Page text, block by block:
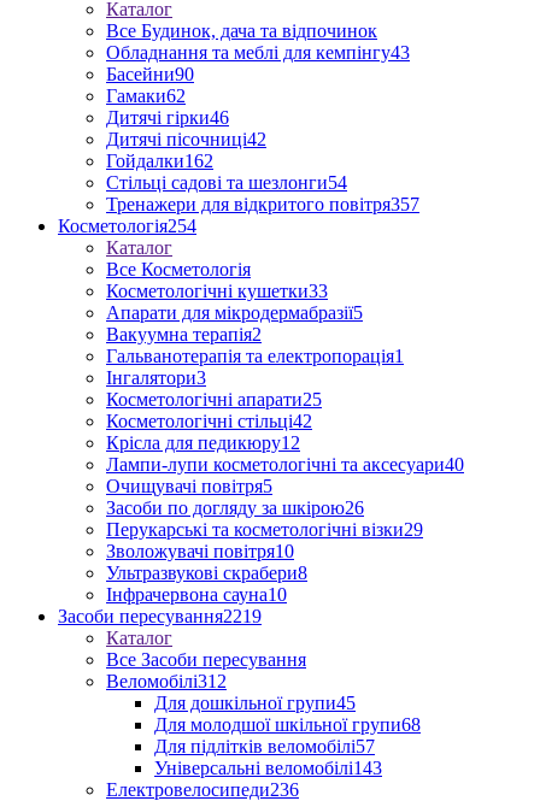
Каталог
Все Будинок, дача та відпочинок
Обладнання та меблі для кемпінгу43
Басейни90
Гамаки62
Дитячі гірки46
Дитячі пісочниці42
Гойдалки162
Стільці садові та шезлонги54
Тренажери для відкритого повітря357
Косметологія254
Каталог
Все Косметологія
Косметологічні кушетки33
Апарати для мікродермабразії5
Вакуумна терапія2
Гальванотерапія та електропорація1
Інгалятори3
Косметологічні апарати25
Косметологічні стільці42
Крісла для педикюру12
Лампи-лупи косметологічні та аксесуари40
Очищувачі повітря5
Засоби по догляду за шкірою26
Перукарські та косметологічні візки29
Зволожувачі повітря10
Ультразвукові скрабери8
Інфрачервона сауна10
Засоби пересування2219
Каталог
Все Засоби пересування
Веломобілі312
Для дошкільної групи45
Для молодшої шкільної групи68
Для підлітків веломобілі57
Універсальні веломобілі143
Електровелосипеди236